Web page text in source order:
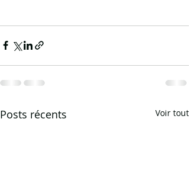
Posts récents Voir tout